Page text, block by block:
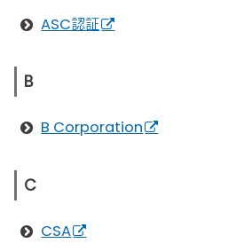
ASC認証
B
B Corporation
C
CSA